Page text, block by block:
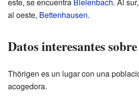
al oeste, Bettenhausen.
Datos interesantes
Thörigen es un lugar con una
acogedora.